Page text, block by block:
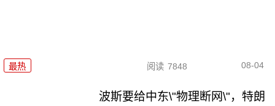
最热 阅读 7848 08-04
波斯要给中东\"物理断网\"，特朗